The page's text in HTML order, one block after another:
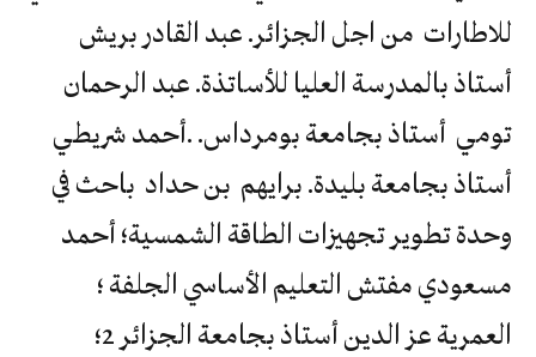
للاطارات من اجل الجزائر. عبد القادر بريش
أستاذ بالمدرسة العليا للأساتذة. عبد الرحمان
تومي أستاذ بجامعة بومرداس. .أحمد شريطي
أستاذ بجامعة بليدة. برايهم بن حداد باحث في
وحدة تطوير تجهيزات الطاقة الشمسية؛ أحمد
مسعودي مفتش التعليم الأساسي الجلفة ؛
العمرية عز الدين أستاذ بجامعة الجزائر 2؛